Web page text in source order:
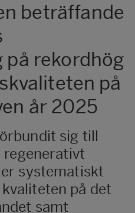
beträffande
på rekordhög
på
år 2025
sig till
systematiskt
på det
samt